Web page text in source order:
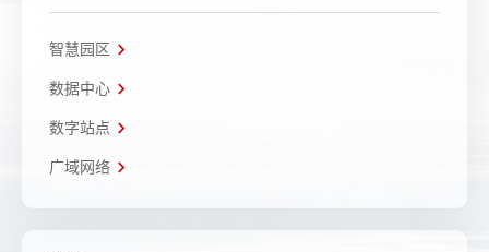
智慧园区
数据中心
数字站点
广域网络